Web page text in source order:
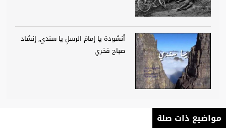
أنشودة يا إمامَ الرسلِ يا سندي, إنشاد
صباح فخري
مواضيع ذات صلة